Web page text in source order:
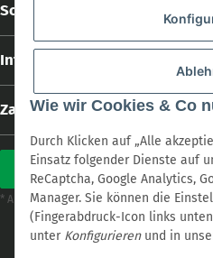
Wie wir Cookies & Co
Durch Klicken auf „Alle
Einsatz folgender Dienste auf
ReCaptcha, Google Analytics,
Manager. Sie können die
(Fingerabdruck-Icon links
unter Konfigurierenund in
Social Media
Informationen
Zahlungs- und Versandarten
Vertrag
* Alle Preise inkl. gesetzlicher USt., zzgl.
* Alle Preise inkl. gesetzlicher USt., zzgl.